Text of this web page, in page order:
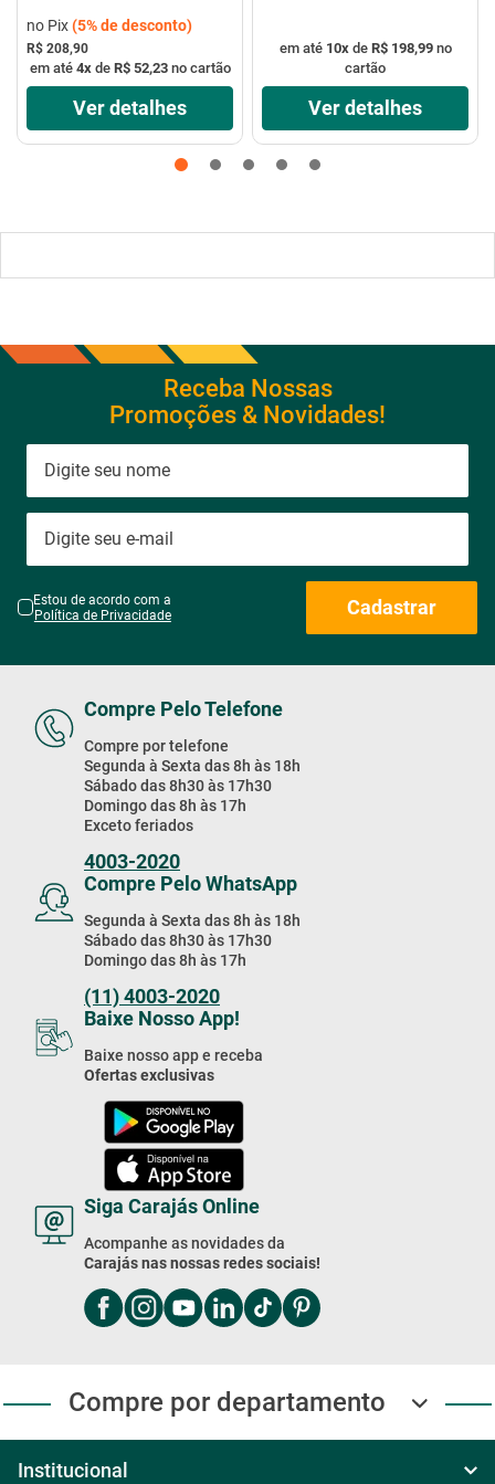
no Pix(5%de desconto)
R$ 208,90
em até 4xde R$ 52,23no cartão
Ver detalhes
em até 10xde R$ 198,99no
cartão
Ver detalhes
Receba Nossas
Promoções & Novidades!
Estou de acordo com a
Política de Privacidade
Cadastrar
Compre Pelo Telefone
Compre por telefone
Segunda à Sexta das 8h às 18h
Sábado das 8h30 às 17h30
Domingo das 8h às 17h
Exceto feriados
4003-2020
Compre Pelo WhatsApp
Segunda à Sexta das 8h às 18h
Sábado das 8h30 às 17h30
Domingo das 8h às 17h
(11) 4003-2020
Baixe Nosso App!
Baixe nosso app e receba
Ofertas exclusivas
Siga Carajás Online
Acompanhe as novidades da
Carajás nas nossas redes sociais!
Compre por departamento
Institucional